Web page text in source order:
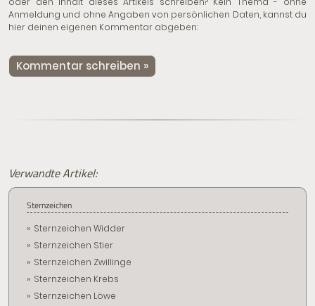
Anmeldung und ohne Angaben von persönlichen Daten, kannst du
hier deinen eigenen Kommentar abgeben:
Kommentar schreiben »
Verwandte Artikel:
Sternzeichen
Sternzeichen Widder
Sternzeichen Stier
Sternzeichen Zwillinge
Sternzeichen Krebs
Sternzeichen Löwe